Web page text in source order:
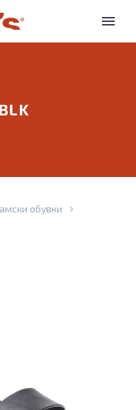
обувки